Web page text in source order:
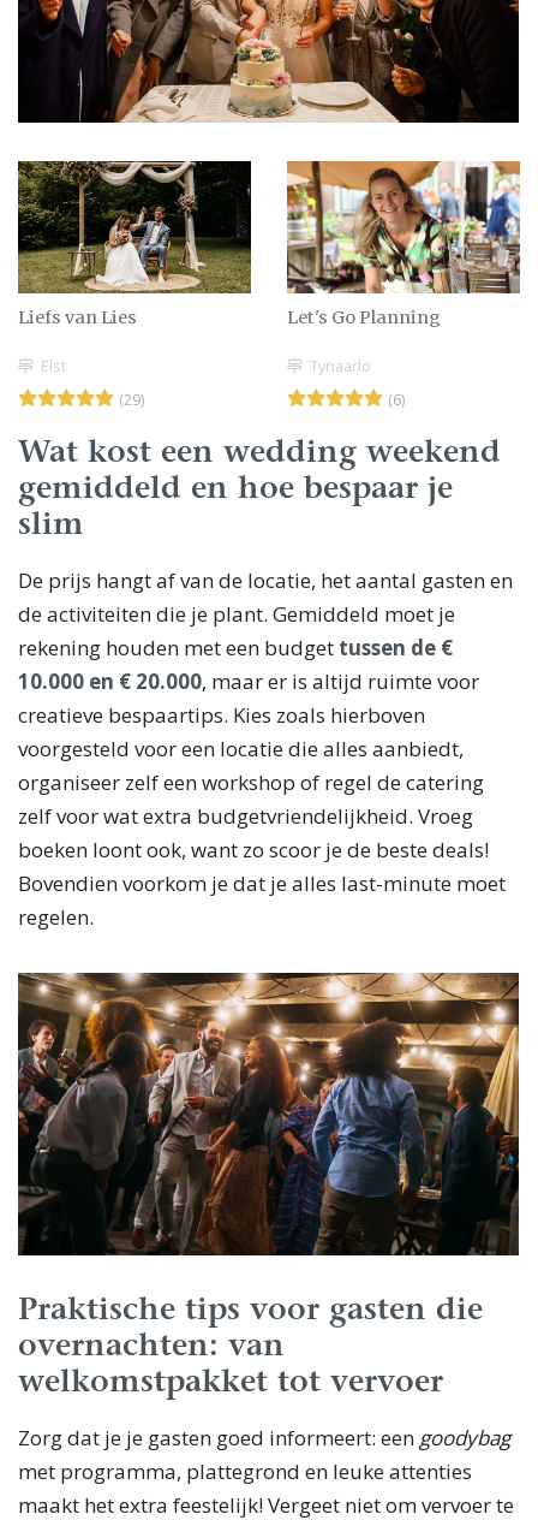
Liefs van Lies
Elst
(29)
Let's Go Planning
Tynaarlo
(6)
Wat kost een wedding weekend
gemiddeld en hoe bespaar je
slim
De prijs hangt af van de locatie, het aantal gasten en
de activiteiten die je plant. Gemiddeld moet je
rekening houden met een budget tussen de €
10.000 en € 20.000, maar er is altijd ruimte voor
creatieve bespaartips. Kies zoals hierboven
voorgesteld voor een locatie die alles aanbiedt,
organiseer zelf een workshop of regel de catering
zelf voor wat extra budgetvriendelijkheid. Vroeg
boeken loont ook, want zo scoor je de beste deals!
Bovendien voorkom je dat je alles last-minute moet
regelen.
Praktische tips voor gasten die
overnachten: van
welkomstpakket tot vervoer
Zorg dat je je gasten goed informeert: een goodybag
met programma, plattegrond en leuke attenties
maakt het extra feestelijk! Vergeet niet om vervoer te